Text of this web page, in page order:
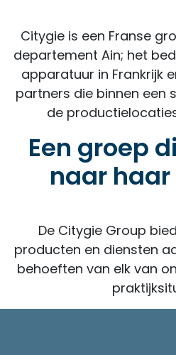
Citygie is een Franse
departement Ain; het
apparatuur in Frankrijk
partners die binnen een
de
Een groep
naar
De Citygie Group
producten en diensten
behoeften van elk van